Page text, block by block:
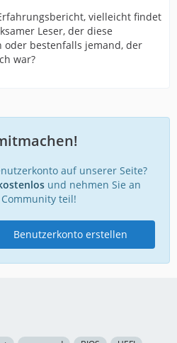
wird, überprüfen Sie
richtig ist, – ob der USB-
ist, – ob Sie den USB 2.0-Port
(falls die beiden
Partition verwenden.
erstellen. Sehen Sie bitte den folgenden Link:
vielleicht findet
Leser, der diese
oder bestenfalls jemand, der
war?
auf unserer Seite?
und nehmen Sie an
teil!
Benutzerkonto erstellen